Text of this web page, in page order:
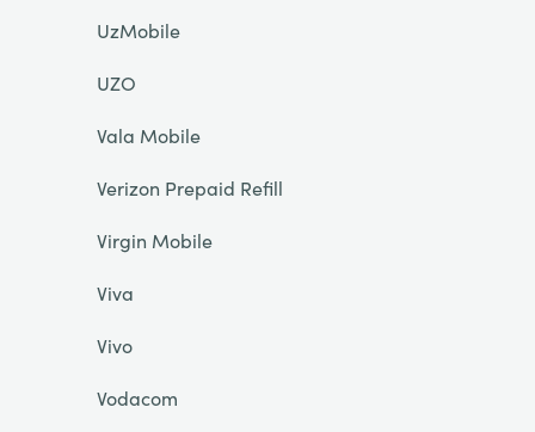
UzMobile
UZO
Vala Mobile
Verizon Prepaid Refill
Virgin Mobile
Viva
Vivo
Vodacom